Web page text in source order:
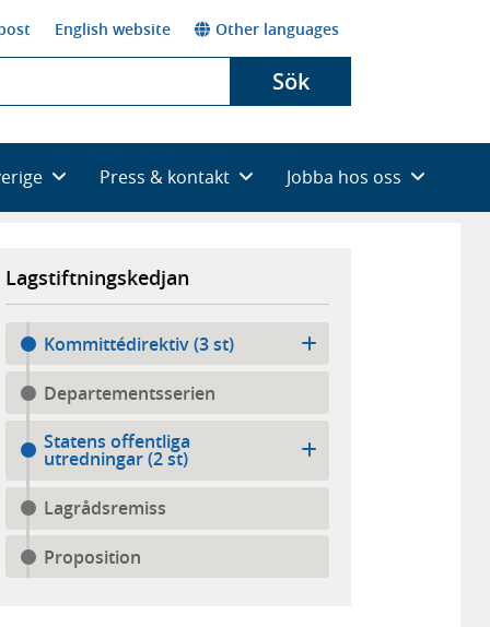
English website Other languages
Sök
Press & kontakt Jobba hos oss
Lagstiftningskedjan
Kommittédirektiv (3 st)
Departementsserien
Statens offentliga
utredningar (2 st)
Lagrådsremiss
Proposition